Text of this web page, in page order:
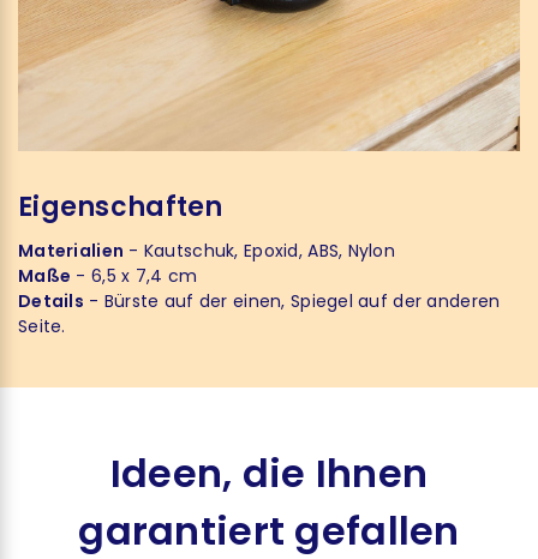
Eigenschaften
Materialien - Kautschuk, Epoxid, ABS, Nylon
Maße - 6,5 x 7,4 cm
Details - Bürste auf der einen, Spiegel auf der anderen
Seite.
Ideen, die Ihnen
garantiert gefallen